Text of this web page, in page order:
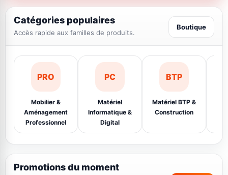
Catégories populaires
Accès rapide aux familles de produits.
Boutique
PRO
Mobilier &
Aménagement
Professionnel
PC
Matériel
Informatique &
Digital
BTP
Matériel BTP &
Construction
Promotions du moment